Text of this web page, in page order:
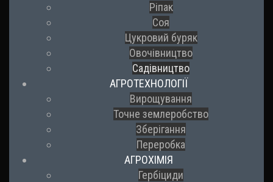
Ріпак
Соя
Цукровий буряк
Овочівництво
Садівництво
АГРОТЕХНОЛОГІЇ
Вирощування
Точне землеробство
Зберігання
Переробка
АГРОХІМІЯ
Гербіциди